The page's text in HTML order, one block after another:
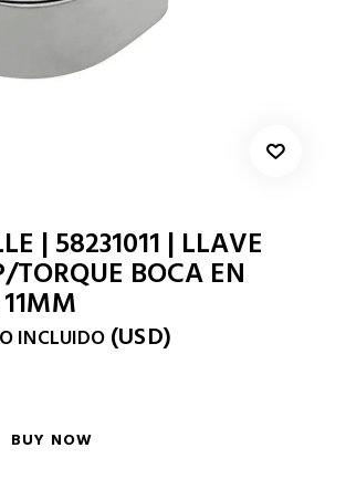
| 58231011 | LLAVE
TORQUE BOCA EN
INCLUIDO (USD)
BUY NOW